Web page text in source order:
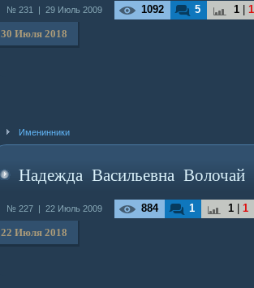
№ 231 | 29 Июль 2009 1092 5 1
1
30 Июля 2018
Именинники
Надежда Васильевна Волочай
№ 227 | 22 Июль 2009 884 1 1
1
22 Июля 2018